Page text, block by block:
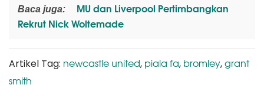
Baca juga:
MU dan Liverpool Pertimbangkan
Rekrut Nick Woltemade
Artikel Tag: newcastle united, piala fa, bromley,grant
smith